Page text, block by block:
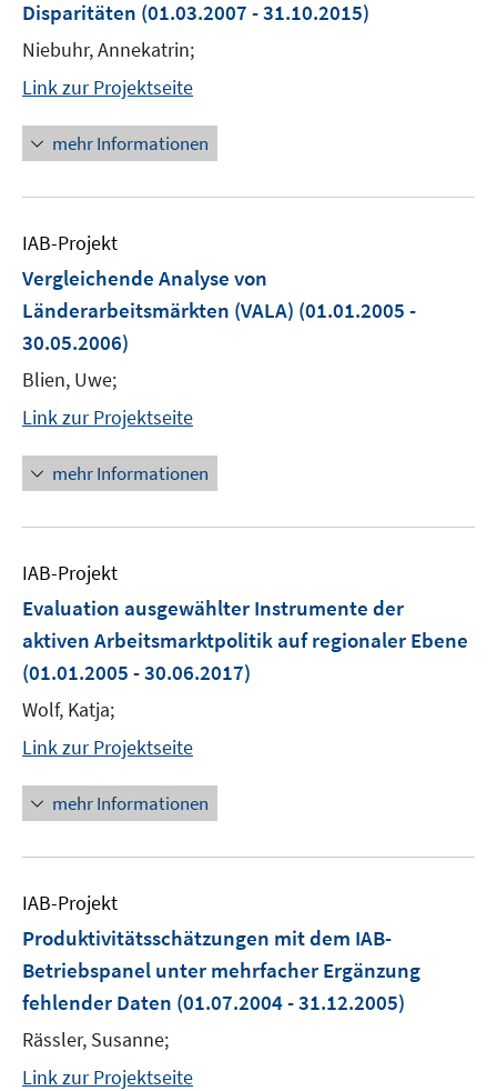
Disparitäten (01.03.2007 - 31.10.2015)
Niebuhr, Annekatrin;
Link zur Projektseite
mehr Informationen
IAB-Projekt
Vergleichende Analyse von
Länderarbeitsmärkten (VALA) (01.01.2005 -
30.05.2006)
Blien, Uwe;
Link zur Projektseite
mehr Informationen
IAB-Projekt
Evaluation ausgewählter Instrumente der
aktiven Arbeitsmarktpolitik auf regionaler Ebene
(01.01.2005 - 30.06.2017)
Wolf, Katja;
Link zur Projektseite
mehr Informationen
IAB-Projekt
Produktivitätsschätzungen mit dem IAB-
Betriebspanel unter mehrfacher Ergänzung
fehlender Daten (01.07.2004 - 31.12.2005)
Rässler, Susanne;
Link zur Projektseite